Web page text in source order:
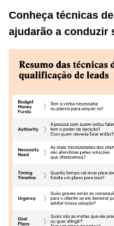
Conheça técnicas
ajudarão a conduzir